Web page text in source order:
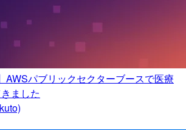
AWSパブリックセクターブースで医療
ました